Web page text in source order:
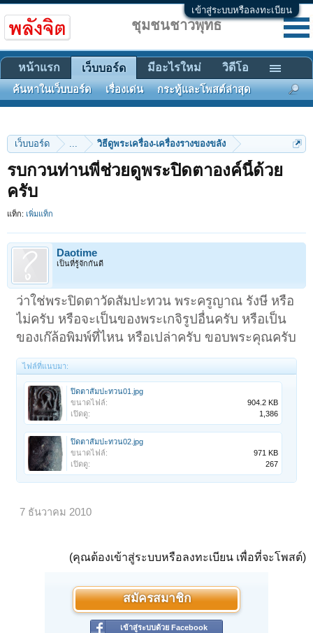
เข้าสู่ระบบหรือลงทะเบียน
เว็บบอร์ด ... วิธีดูพระเครื่อง-เครื่องรางของขลัง
รบกวนท่านพี่ช่วยดูพระปิดตาองค์นี้ด้วย
ครับ
แท็ก: เพิ่มแท็ก
Daotime
เป็นที่รู้จักกันดี
ว่าใช่พระปิดตาวัดสัมปะทวน พระครูญาณ รังษี หรือ
ไม่ครับ หรือจะเป็นของพระเกจิรูปอื่นครับ หรือเป็น
ของเก๊ล้อพิมพ์ที่ไหน หรือเปล่าครับ ขอบพระคุณครับ
ไฟล์ที่แนบมา:
ปิดตาสัมปะทวน01.jpg
ขนาดไฟล์:
904.2 KB
เปิดดู:
1,386
ปิดตาสัมปะทวน02.jpg
ขนาดไฟล์:
971 KB
เปิดดู:
267
7 ธันวาคม 2010
(คุณต้องเข้าสู่ระบบหรือลงทะเบียน เพื่อที่จะโพสต์)
สมัครสมาชิก
เข้าสู่ระบบด้วย Facebook
ชุมชนชาวพุทธ
หน้าแรก เว็บบอร์ด
ค้นหาในเว็บบอร์ด เรื่องเด่น กระทู้และโพสต์ล่าสุด
มีอะไรใหม่ วิดีโอ